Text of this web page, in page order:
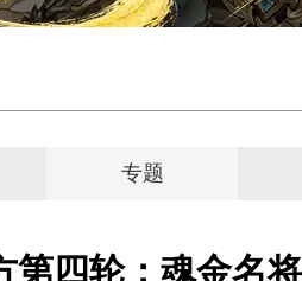
专题
第四轮：魂金名将